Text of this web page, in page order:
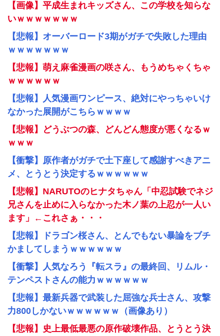
【画像】平成生まれキッズさん、この学校を知らな
いｗｗｗｗｗｗｗ
【悲報】オーバーロード3期がガチで失敗した理由
ｗｗｗｗｗｗｗ
【悲報】萌え麻雀漫画の咲さん、もうめちゃくちゃ
ｗｗｗｗｗｗ
【悲報】人気漫画ワンピース、絶対にやっちゃいけ
なかった展開がこちらｗｗｗｗ
【悲報】どうぶつの森、どんどん態度が悪くなるｗ
ｗｗｗ
【衝撃】原作者がガチで土下座して感謝すべきアニ
メ、とうとう決定するｗｗｗｗｗｗ
【悲報】NARUTOのヒナタちゃん「中忍試験でネジ
兄さんを止めに入らなかった木ノ葉の上忍が一人い
ます」←これさぁ・・・
【悲報】ドラゴン桜さん、とんでもない暴論をブチ
かましてしまうｗｗｗｗｗｗ
【衝撃】人気なろう『転スラ』の最終回、リムル・
テンペストさんの能力ｗｗｗｗｗｗ
【悲報】最新兵器で武装した屈強な兵士さん、攻撃
力800しかないｗｗｗｗｗｗ（画像あり）
【悲報】史上最低最悪の原作破壊作品、とうとう決